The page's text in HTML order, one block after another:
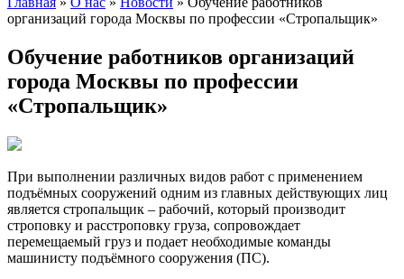
организаций города Москвы по профессии «Стропальщик»
Обучение работников организаций
города Москвы по профессии
«Стропальщик»
При выполнении различных видов работ с применением
подъёмных сооружений одним из главных действующих лиц
является стропальщик – рабочий, который производит
строповку и расстроповку груза, сопровождает
перемещаемый груз и подает необходимые команды
машинисту подъёмного сооружения (ПС).